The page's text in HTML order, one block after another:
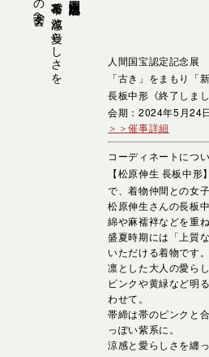
「鉄線文」綿着物に葛布帯で涼感と愛らしさを
人間国宝認定記念展
「古き」をまもり「
長板中形《終了しまし
会期：2024年5月24
＞＞催事詳細
コーディネートにつ
【松原伸生 長板中
で、着物仲間との女
松原伸生さんの長板
綿や麻襦袢などを重
盛夏時期には「上質
いただける着物です。
凛とした大人の愛ら
ピンクや黄緑など明
わせて。
帯締は帯のピンクと
っぽい紫系に。
涼感と愛らしさを纏